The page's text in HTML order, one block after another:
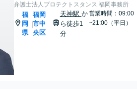
弁護士法人プロテクトスタンス 福岡事務所
福
岡
県
|
福岡
市中
央区
天神駅 か
ら徒歩1
分
営業時間：09:00
~21:00（平日）